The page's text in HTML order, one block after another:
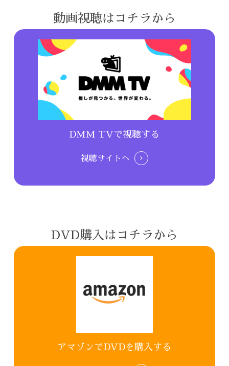
動画視聴はコチラから
DMM TVで視聴する
視聴サイトへ
DVD購入はコチラから
アマゾンでDVDを購入する